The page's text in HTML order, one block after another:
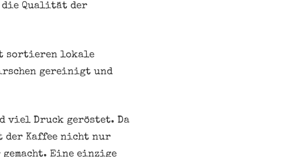
die Qualität der
sortieren lokale
gereinigt und
viel Druck geröstet. Da
der Kaffee nicht nur
Eine einzige